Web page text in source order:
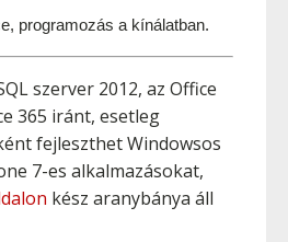
programozás a kínálatban.
szerver 2012, az Office
365 iránt, esetleg
fejleszthet Windowsos
7-es alkalmazásokat,
kész aranybánya áll